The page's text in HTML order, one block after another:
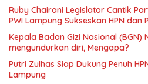
Ruby Chairani Legislator Cantik
PWI Lampung Sukseskan HPN dan
Kepala Badan Gizi Nasional (BGN)
mengundurkan diri, Mengapa?
Putri Zulhas Siap Dukung Penuh
Lampung